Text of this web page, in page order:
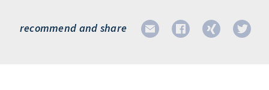
recommend and share